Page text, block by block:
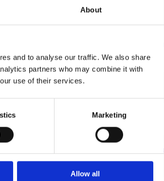
About
and to analyse our traffic. We also share
partners who may combine it with
use of their services.
Marketing
Allow all
résolument tournés vers l'international
électronique dans le cadre de
Invoice-to-Cash
empreinte carbone
les logiciels de création de créances «